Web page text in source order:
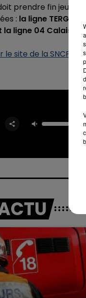
prendre fin jeudi
: la ligne TERGV
la ligne 04 Calais-
le site de la SNCF